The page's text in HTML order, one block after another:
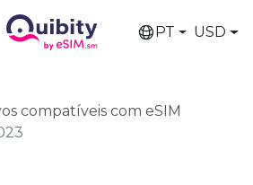
PT USD
compatíveis com eSIM